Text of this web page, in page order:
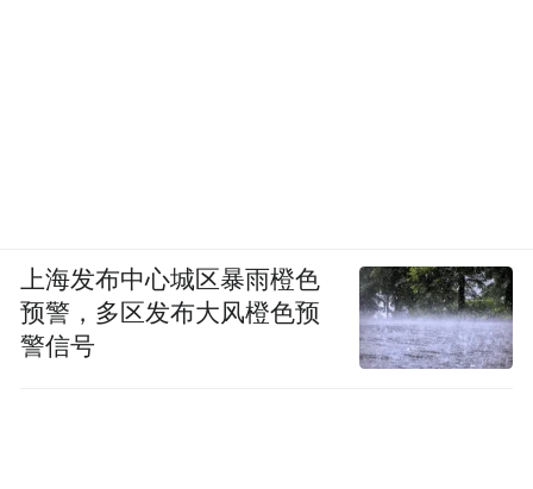
上海发布中心城区暴雨橙色
预警，多区发布大风橙色预
警信号